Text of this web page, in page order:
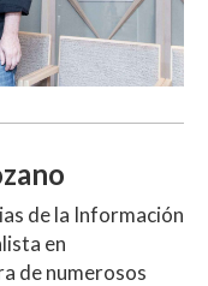
de la Información
en
de numerosos